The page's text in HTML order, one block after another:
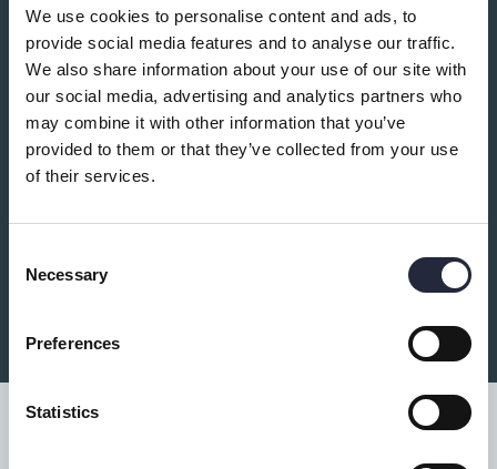
We use cookies to personalise content and ads, to
provide social media features and to analyse our traffic.
We also share information about your use of our site with
our social media, advertising and analytics partners who
may combine it with other information that you’ve
provided to them or that they’ve collected from your use
of their services.
Selection
Necessary
Preferences
Statistics
Vitvikens Camping